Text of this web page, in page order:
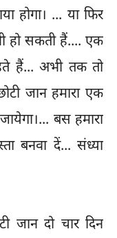
होगा। ... या फिर
हो सकती हैं.... एक
हैं... अभी तक तो
जान हमारा एक
बस हमारा
बनवा दें... संध्या
जान दो चार दिन